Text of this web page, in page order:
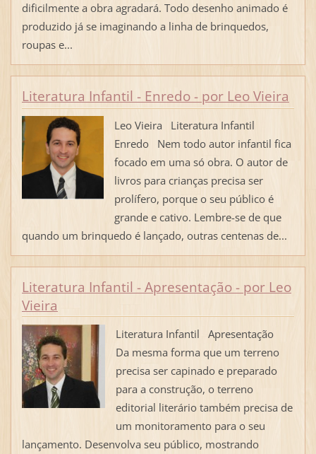
dificilmente a obra agradará. Todo desenho animado é
produzido já se imaginando a linha de brinquedos,
roupas e...
Literatura Infantil - Enredo - por Leo Vieira
Leo Vieira Literatura Infantil
Enredo Nem todo autor infantil fica
focado em uma só obra. O autor de
livros para crianças precisa ser
prolífero, porque o seu público é
grande e cativo. Lembre-se de que
quando um brinquedo é lançado, outras centenas de...
Literatura Infantil - Apresentação - por Leo
Vieira
Literatura Infantil Apresentação
Da mesma forma que um terreno
precisa ser capinado e preparado
para a construção, o terreno
editorial literário também precisa de
um monitoramento para o seu
lançamento. Desenvolva seu público, mostrando